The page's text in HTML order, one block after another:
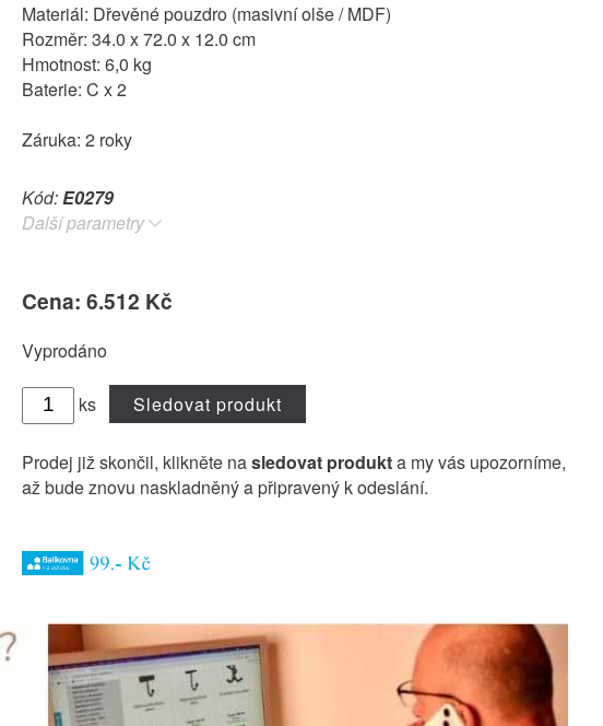
Materiál: Dřevěné pouzdro (masivní olše / MDF)
Rozměr: 34.0 x 72.0 x 12.0 cm
Hmotnost: 6,0 kg
Baterie: C x 2
Záruka: 2 roky
Kód:E0279
Další parametry
Cena: 6.512 Kč
Vyprodáno
ks Sledovat produkt
Prodej již skončil, klikněte nasledovat produkta my vás upozorníme,
až bude znovu naskladněný a připravený k odeslání.